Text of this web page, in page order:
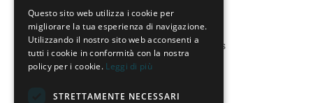
Soluzioni
Postali
On
Solution
Moduli
Avanzati
Gold Business
Intelligence
Check
Questo sito web utilizza i cookie per
migliorare la tua esperienza di navigazione.
Utilizzando il nostro sito web acconsenti a
tutti i cookie in conformità con la nostra
policy per i cookie. Leggi di più
STRETTAMENTE NECESSARI